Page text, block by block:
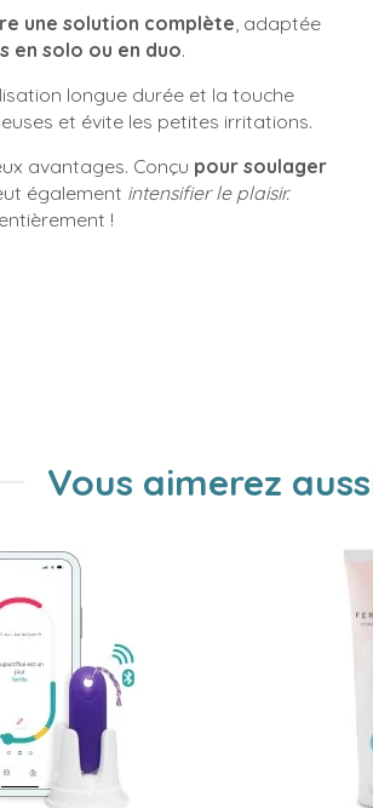
une solution complète, adaptée
en solo ou en duo.
longue durée et la touche
et évite les petites irritations.
avantages. Conçu pour soulager
également intensifier le plaisir.
!
Vous aimerez